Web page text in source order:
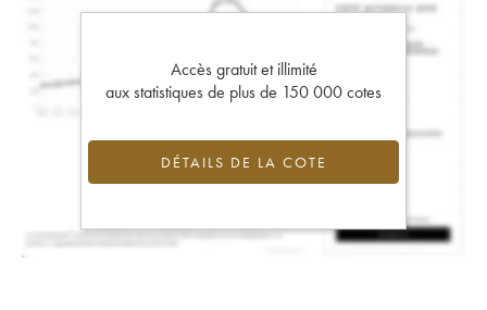
Accès gratuit et illimité
aux statistiques de plus de 150 000 cotes
DÉTAILS DE LA COTE